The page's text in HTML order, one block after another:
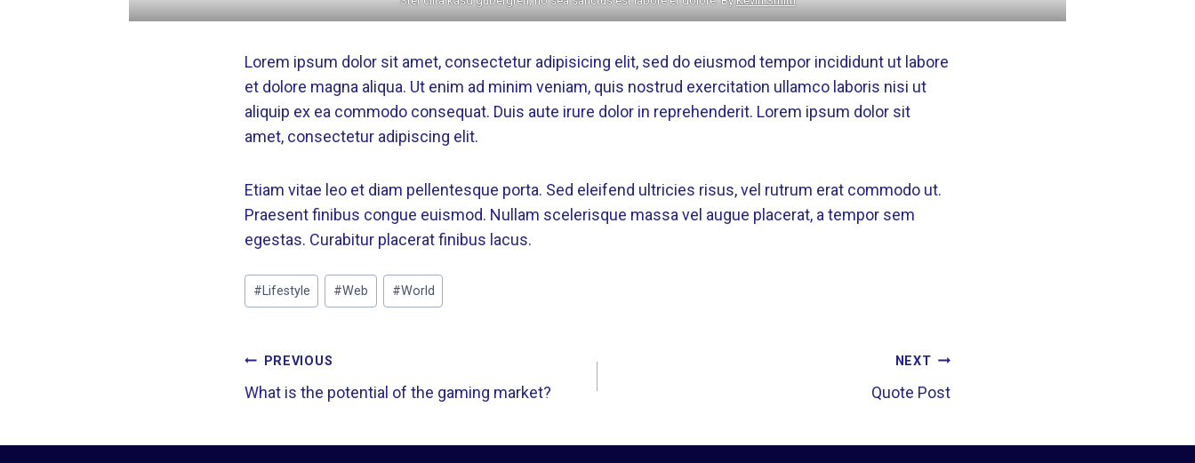
Lorem ipsum dolor sit amet, consectetur adipisicing elit, sed do eiusmod tempor incididunt ut labore
et dolore magna aliqua. Ut enim ad minim veniam, quis nostrud exercitation ullamco laboris nisi ut
aliquip ex ea commodo consequat. Duis aute irure dolor in reprehenderit. Lorem ipsum dolor sit
amet, consectetur adipiscing elit.
Etiam vitae leo et diam pellentesque porta. Sed eleifend ultricies risus, vel rutrum erat commodo ut.
Praesent finibus congue euismod. Nullam scelerisque massa vel augue placerat, a tempor sem
egestas. Curabitur placerat finibus lacus.
Post
Tags:
#Lifestyle #Web #World
POST
NAVIGATION
PREVIOUS
What is the potential of the gaming market?
NEXT
Quote Post